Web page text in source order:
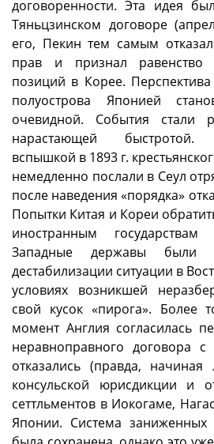
договоренности. Эта идея
Тяньцзинском договоре
его, Пекин тем самым
прав и признал равенство
позиций в Корее. Перспектива
полуострова Японией
очевидной. События стали
нарастающей быстротой.
вспышкой в 1893 г.
немедленно послали в Сеул
после наведения «порядка»
Попытки Китая и Кореи
иностранным
Западные державы были
дестабилизации ситуации в
условиях возникшей
свой кусок «пирога». Более
момент Англия согласилась
неравноправного договора
отказались (правда,
консульской юрисдикции и
сеттльментов в Иокогаме,
Японии. Система